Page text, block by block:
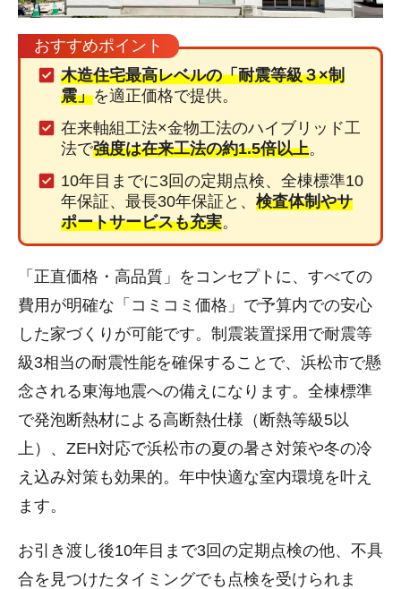
おすすめポイント
木造住宅最高レベルの「耐震等級３×制
震」を適正価格で提供。
在来軸組工法×金物工法のハイブリッド工
法で強度は在来工法の約1.5倍以上。
10年目までに3回の定期点検、全棟標準10
年保証、最長30年保証と、 検査体制やサ
ポートサービスも充実。
「正直価格・高品質」をコンセプトに、すべての
費用が明確な「コミコミ価格」で予算内での安心
した家づくりが可能です。制震装置採用で耐震等
級3相当の耐震性能を確保することで、浜松市で懸
念される東海地震への備えになります。全棟標準
で発泡断熱材による高断熱仕様（断熱等級5以
上）、ZEH対応で浜松市の夏の暑さ対策や冬の冷
え込み対策も効果的。年中快適な室内環境を叶え
ます。
お引き渡し後10年目まで3回の定期点検の他、不具
合を見つけたタイミングでも点検を受けられま